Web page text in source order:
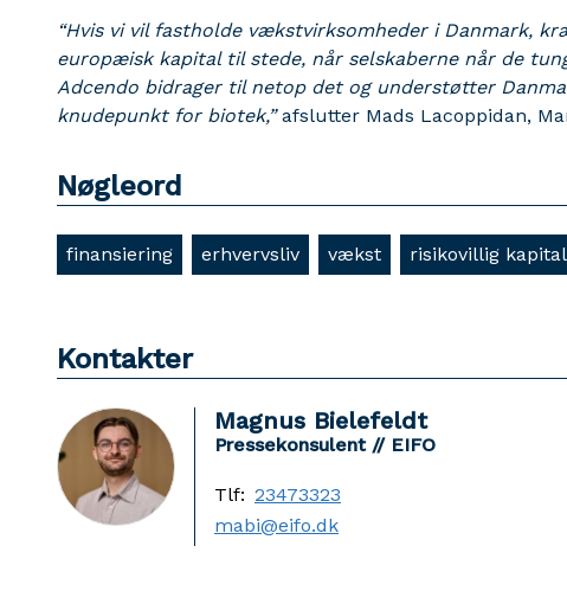
“Hvis vi vil fastholde vækstvirksomheder i Danmark,
europæisk kapital til stede, når selskaberne når de
Adcendo bidrager til netop det og understøtter
knudepunkt for biotek,”afslutter Mads Lacoppidan,
Nøgleord
finansiering erhvervsliv vækst risikovillig kapital
Kontakter
Magnus Bielefeldt
Pressekonsulent // EIFO
Tlf: 23473323
mabi@eifo.dk